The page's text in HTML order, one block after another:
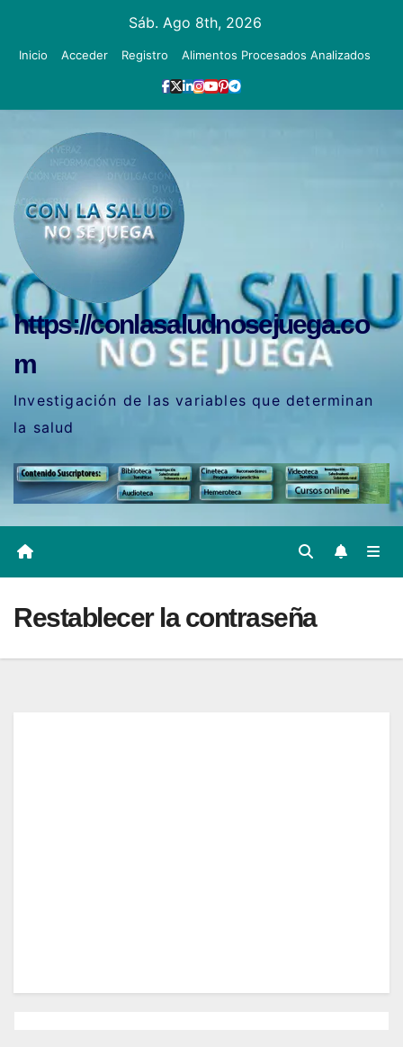
Sáb. Ago 8th, 2026
Inicio Acceder Registro Alimentos Procesados Analizados
https://conlasaludnosejuega.co
m
Investigación de las variables que determinan
la salud
Restablecer la contraseña